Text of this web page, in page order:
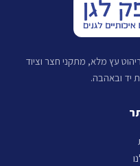
עץ מלא, מתקני חצר וציוד
יד ובאהבה.